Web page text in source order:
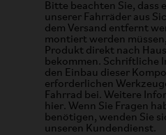
Bitte beachten Sie, dass
unserer Fahrräder aus
dem Versand entfernt
montiert werden
Produkt direkt nach
bekommen. Schriftliche
den Einbau dieser
erforderlichen
Fahrrad bei. Weitere
hier. Wenn Sie Fragen
benötigen, wenden Sie
unseren Kundendienst.